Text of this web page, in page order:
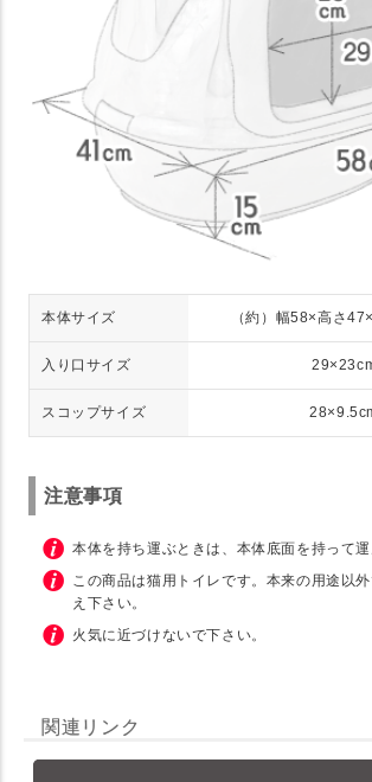
本体サイズ （約）幅58×高さ
入り口サイズ
スコップサイズ
注意事項
本体を持ち運ぶときは、本体底面を持って運
この商品は猫用トイレです。本来の用途以
え下さい。
火気に近づけないで下さい。
関連リンク